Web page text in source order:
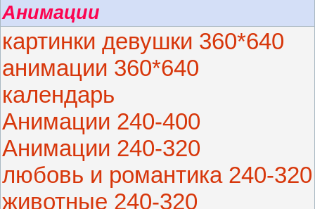
Анимации
картинки девушки 360*640
анимации 360*640
календарь
Анимации 240-400
Анимации 240-320
любовь и романтика 240-320
животные 240-320